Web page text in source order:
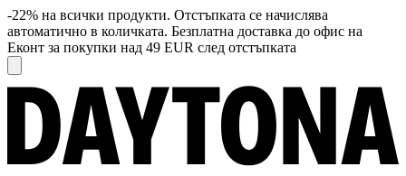
-22% на всички продукти. Отстъпката се начислява
автоматично в количката. Безплатна доставка до офис на
Еконт за покупки над 49 EUR след отстъпката